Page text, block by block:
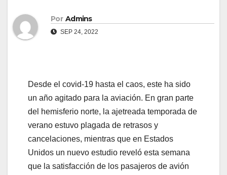
Por Admins
SEP 24, 2022
Desde el covid-19 hasta el caos, este ha sido
un año agitado para la aviación. En gran parte
del hemisferio norte, la ajetreada temporada de
verano estuvo plagada de retrasos y
cancelaciones, mientras que en Estados
Unidos un nuevo estudio reveló esta semana
que la satisfacción de los pasajeros de avión